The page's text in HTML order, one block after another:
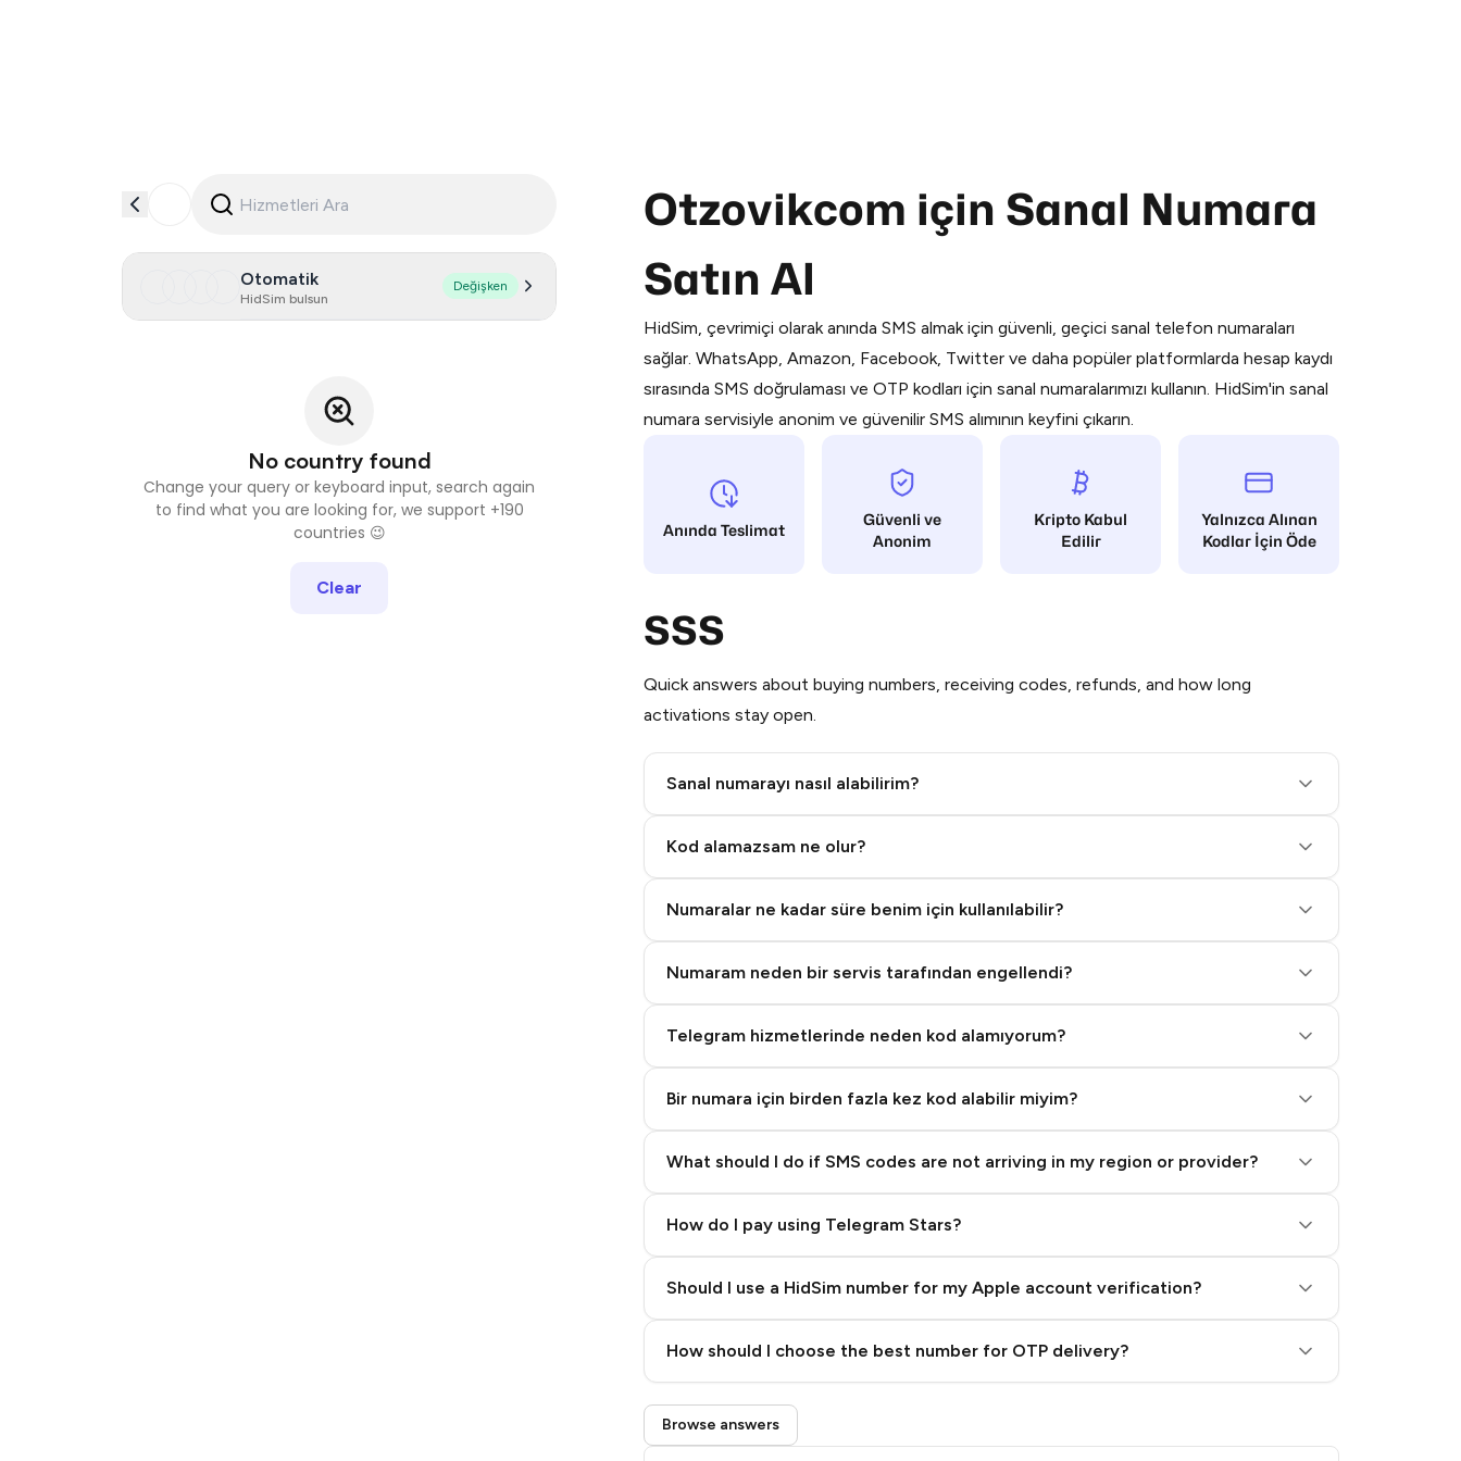
Otomatik
HidSim bulsun
Değişken
No country found
Change your query or keyboard input, search again
to find what you are looking for, we support +190
countries 😉
Clear
Otzovikcom için Sanal Numara
Satın Al
HidSim, çevrimiçi olarak anında SMS almak için güvenli, geçici sanal telefon numaraları
sağlar. WhatsApp, Amazon, Facebook, Twitter ve daha popüler platformlarda hesap kaydı
sırasında SMS doğrulaması ve OTP kodları için sanal numaralarımızı kullanın. HidSim'in sanal
numara servisiyle anonim ve güvenilir SMS alımının keyfini çıkarın.
Anında Teslimat
Güvenli ve
Anonim
Kripto Kabul
Edilir
Yalnızca Alınan
Kodlar İçin Öde
SSS
Quick answers about buying numbers, receiving codes, refunds, and how long
activations stay open.
Sanal numarayı nasıl alabilirim?
Kod alamazsam ne olur?
Numaralar ne kadar süre benim için kullanılabilir?
Numaram neden bir servis tarafından engellendi?
Telegram hizmetlerinde neden kod alamıyorum?
Bir numara için birden fazla kez kod alabilir miyim?
What should I do if SMS codes are not arriving in my region or provider?
How do I pay using Telegram Stars?
Purchasing credits through Telegram is a simple two-step process:
You purchase Stars via the official
You use those Stars to pay our bot and complete the HidSim credit purchase.
Step 1: Create the order on HidSim
Step 3: Pay our bot with Stars
Should I use a HidSim number for my Apple account verification?
How should I choose the best number for OTP delivery?
Quality High To Low
Browse answers